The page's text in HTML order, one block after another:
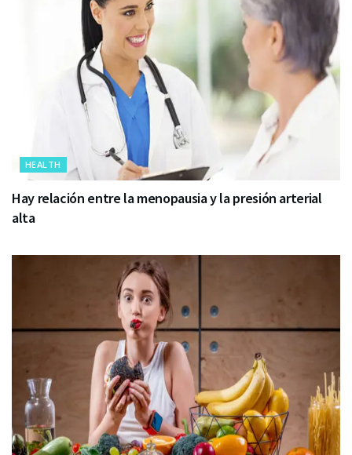
HEALTH
Hay relación entre la menopausia y la presión arterial
alta